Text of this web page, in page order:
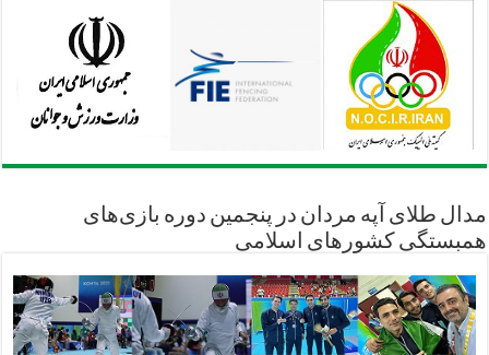
مدال طلای آپه مردان در پنجمین دوره بازی‌های
همبستگی کشورهای اسلامی